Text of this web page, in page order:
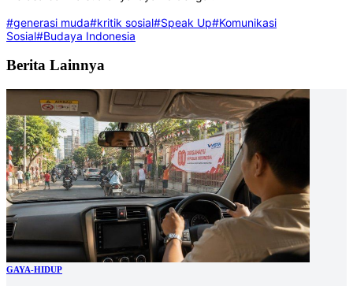
#generasi muda#kritik sosial#Speak Up#Komunikasi
Sosial#Budaya Indonesia
Berita Lainnya
GAYA-HIDUP